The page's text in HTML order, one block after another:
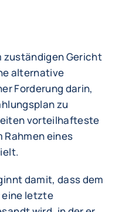
zuständigen Gericht
alternative
Forderung darin,
zu
vorteilhafteste
Rahmen eines
damit, dass dem
eine letzte